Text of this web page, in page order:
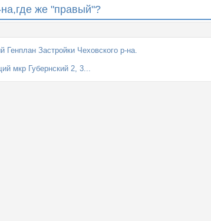
же "правый"?
Генплан Застройки Чеховского р-на.
мкр Губернский 2, 3...